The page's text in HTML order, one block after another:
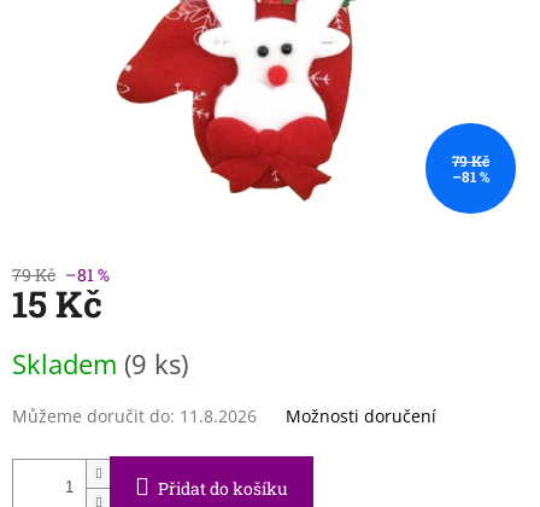
79 Kč
–81 %
79 Kč –81 %
15 Kč
cena:
Skladem (9 ks)
Můžeme doručit do: 11.8.2026 Možnosti doručení
Přidat do košíku